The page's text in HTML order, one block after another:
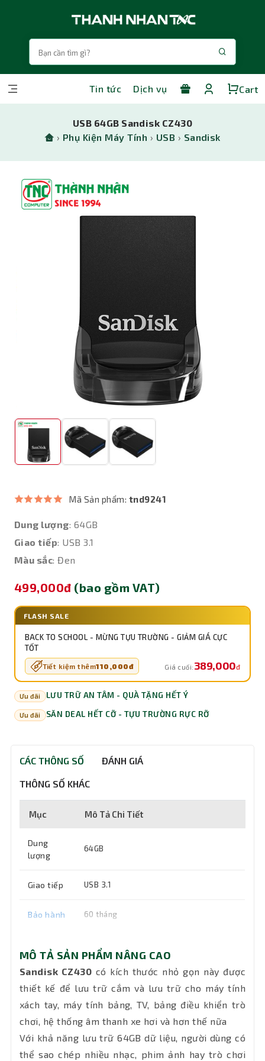
Tin tức Dịch vụ Cart
USB 64GB Sandisk CZ430
› Phụ Kiện Máy Tính › USB › Sandisk
Mã Sản phẩm: tnd9241
Dung lượng: 64GB
Giao tiếp: USB 3.1
Màu sắc: Đen
499,000đ (bao gồm VAT)
FLASH SALE
BACK TO SCHOOL - MỪNG TỰU TRƯỜNG - GIẢM GIÁ CỰC
TỐT
Tiết kiệm thêm110,000đ Giá cuối: 389,000đ
Ưu đãi LƯU TRỮ AN TÂM - QUÀ TẶNG HẾT Ý
Ưu đãi SĂN DEAL HẾT CỠ - TỰU TRƯỜNG RỰC RỠ
CÁC THÔNG SỐ ĐÁNH GIÁ
THÔNG SỐ KHÁC
Mục Mô Tả Chi Tiết
Dung
lượng
64GB
Giao tiếp USB 3.1
Bảo hành 60 tháng
MÔ TẢ SẢN PHẨM NÂNG CAO
Sandisk CZ430 có kích thước nhỏ gọn này được
thiết kế để lưu trữ cắm và lưu trữ cho máy tính
xách tay, máy tính bảng, TV, bảng điều khiển trò
chơi, hệ thống âm thanh xe hơi và hơn thế nữa
Với khả năng lưu trữ 64GB dữ liệu, người dùng có
thể sao chép nhiều nhạc, phim ảnh hay trò chơi